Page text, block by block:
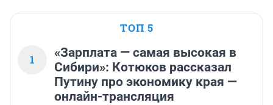
ТОП 5
1
«Зарплата — самая высокая в
Сибири»: Котюков рассказал
Путину про экономику края —
онлайн-трансляция